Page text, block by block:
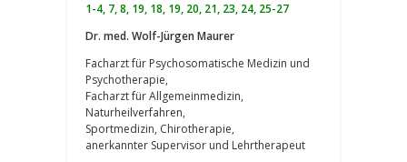
1-4, 7, 8, 19, 18, 19, 20, 21, 23, 24, 25-27
Dr. med. Wolf-­Jürgen Maurer
Facharzt für Psychosomatische Medizin und
Psychotherapie,
Facharzt für Allgemeinmedizin,
Naturheilverfahren,
Sportmedizin, Chirotherapie,
anerkannter Supervisor und Lehrtherapeut